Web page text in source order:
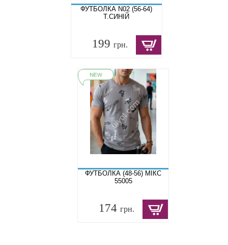
ФУТБОЛКА N02 (56-64)
Т.СИНІЙ
199 грн.
ФУТБОЛКА (48-56) МІКС
55005
174 грн.